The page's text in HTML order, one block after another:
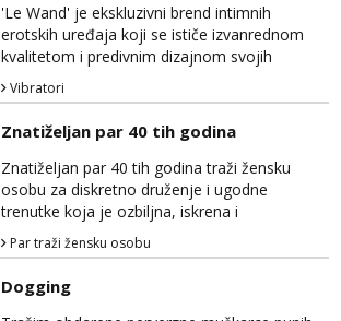
'Le Wand' je ekskluzivni brend intimnih
erotskih uređaja koji se ističe izvanrednom
kvalitetom i predivnim dizajnom svojih
proizvoda. Njihovi proizvodi izrađeni su
isključivo od najkvalitetnijih materijala poput
silikona i metala, koji su potpuno sigurni za
vaše tijelo. Le Wand Gee Rose Gold je
vibrator kompaktnih dimenzija s ravnim
vrhom, dizajniran kako bi pružio besprijekornu
stimulaciju vaš...
Vibratori
Znatiželjan par 40 tih godina
Znatiželjan par 40 tih godina traži žensku
osobu za diskretno druženje i ugodne
trenutke koja je ozbiljna, iskrena i
jednostavna bez puno kompliciranja,
natezanja i analiziranjai koja je spremna na
susret bez puno beskonačnog dopisvanja.
Znači koja stvarno to želi. Dugi niz godina u
Par traži žensku osobu
Dogging